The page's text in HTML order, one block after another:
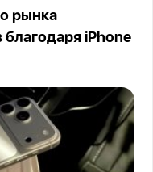
рынка
iPhone